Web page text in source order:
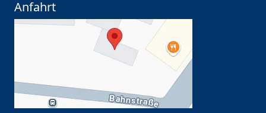
Anfahrt